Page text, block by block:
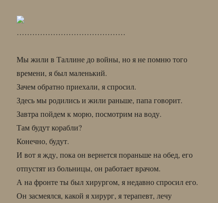
……………………………………
Мы жили в Таллине до войны, но я не помню того
времени, я был маленький.
Зачем обратно приехали, я спросил.
Здесь мы родились и жили раньше, папа говорит.
Завтра пойдем к морю, посмотрим на воду.
Там будут корабли?
Конечно, будут.
И вот я жду, пока он вернется пораньше на обед, его
отпустят из больницы, он работает врачом.
А на фронте ты был хирургом, я недавно спросил его.
Он засмеялся, какой я хирург, я терапевт, лечу